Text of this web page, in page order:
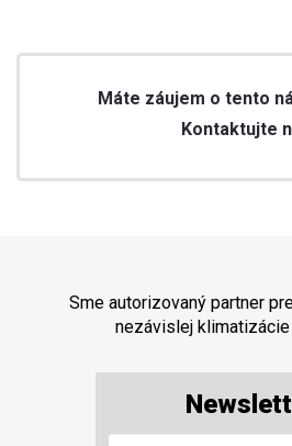
Máte záujem o tento
Kontaktujte
Sme autorizovaný partner
nezávislej klimatizácie